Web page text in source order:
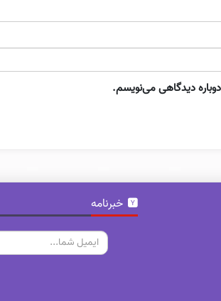
دیدگاهی می‌نویسم.
خبرنامه
ایمیل